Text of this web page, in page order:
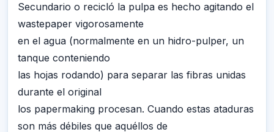
Secundario o recicló la pulpa es hecho agitando el
wastepaper vigorosamente
en el agua (normalmente en un hidro-pulper, un
tanque conteniendo
las hojas rodando) para separar las fibras unidas
durante el original
los papermaking procesan. Cuando estas ataduras
son más débiles que aquéllos de